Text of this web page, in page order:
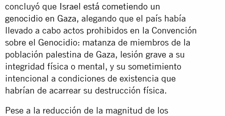
concluyó que Israel está cometiendo un
genocidio en Gaza, alegando que el país había
llevado a cabo actos prohibidos en la Convención
sobre el Genocidio: matanza de miembros de la
población palestina de Gaza, lesión grave a su
integridad física o mental, y su sometimiento
intencional a condiciones de existencia que
habrían de acarrear su destrucción física.
Pese a la reducción de la magnitud de los